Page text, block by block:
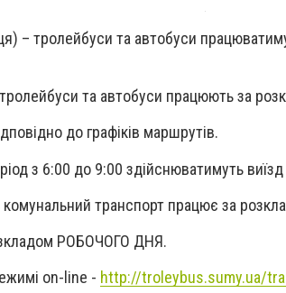
– тролейбуси та автобуси
та автобуси працюють за
до графіків маршрутів.
з 6:00 до 9:00 здійснюватимуть виїзд
комунальний транспорт працює за
РОБОЧОГО ДНЯ.
on-line - http://troleybus.sumy.ua/